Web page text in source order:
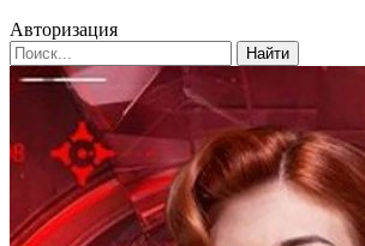
Авторизация
Найти